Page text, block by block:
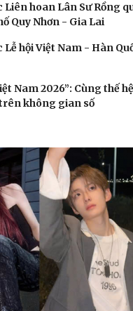
Liên hoan Lân Sư Rồng
Quy Nhơn - Gia Lai
Lễ hội Việt Nam - Hàn
Nam 2026”: Cùng thế
không gian số